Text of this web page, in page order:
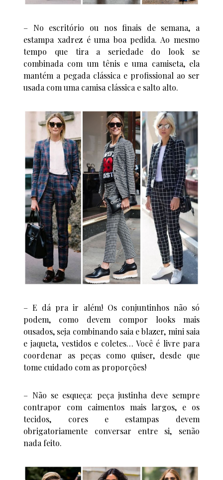
– No escritório ou nos finais de semana, a
estampa xadrez é uma boa pedida. Ao mesmo
tempo que tira a seriedade do look se
combinada com um tênis e uma camiseta, ela
mantém a pegada clássica e profissional ao ser
usada com uma camisa clássica e salto alto.
– E dá pra ir além! Os conjuntinhos não só
podem, como devem compor looks mais
ousados, seja combinando saia e blazer, mini saia
e jaqueta, vestidos e coletes… Você é livre para
coordenar as peças como quiser, desde que
tome cuidado com as proporções!
– Não se esqueça: peça justinha deve sempre
contrapor com caimentos mais largos, e os
tecidos, cores e estampas devem
obrigatoriamente conversar entre si, senão
nada feito.